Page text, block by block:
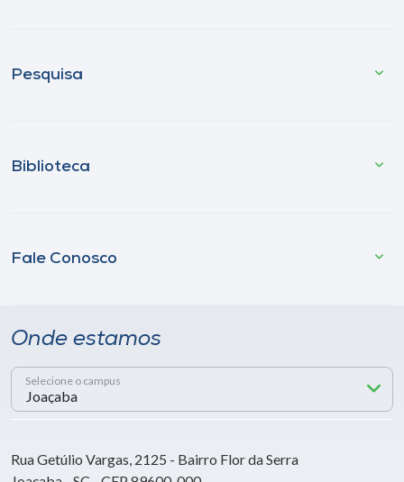
Pesquisa
Biblioteca
Fale Conosco
Onde estamos
Selecione o campus
Rua Getúlio Vargas, 2125 - Bairro Flor da Serra